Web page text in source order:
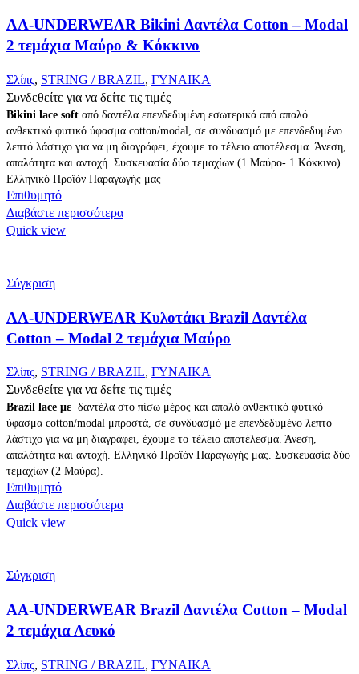
AA-UNDERWEAR Bikini Δαντέλα Cotton – Modal
2 τεμάχια Μαύρο & Κόκκινο
Σλίπς, STRING / BRAZIL, ΓΥΝΑΙΚΑ
Συνδεθείτε για να δείτε τις τιμές
Bikini lace soft από δαντέλα επενδεδυμένη εσωτερικά από απαλό
ανθεκτικό φυτικό ύφασμα cotton/modal, σε συνδυασμό με επενδεδυμένο
λεπτό λάστιχο για να μη διαγράφει, έχουμε το τέλειο αποτέλεσμα. Άνεση,
απαλότητα και αντοχή. Συσκευασία δύο τεμαχίων (1 Μαύρο- 1 Κόκκινο).
Ελληνικό Προϊόν Παραγωγής μας
Επιθυμητό
Διαβάστε περισσότερα
Quick view
Σύγκριση
AA-UNDERWEAR Κυλοτάκι Brazil Δαντέλα
Cotton – Modal 2 τεμάχια Μαύρο
Σλίπς, STRING / BRAZIL, ΓΥΝΑΙΚΑ
Συνδεθείτε για να δείτε τις τιμές
Brazil lace με δαντέλα στο πίσω μέρος και απαλό ανθεκτικό φυτικό
ύφασμα cotton/modal μπροστά, σε συνδυασμό με επενδεδυμένο λεπτό
λάστιχο για να μη διαγράφει, έχουμε το τέλειο αποτέλεσμα. Άνεση,
απαλότητα και αντοχή. Ελληνικό Προϊόν Παραγωγής μας. Συσκευασία δύο
τεμαχίων (2 Μαύρα).
Επιθυμητό
Διαβάστε περισσότερα
Quick view
Σύγκριση
AA-UNDERWEAR Brazil Δαντέλα Cotton – Modal
2 τεμάχια Λευκό
Σλίπς, STRING / BRAZIL, ΓΥΝΑΙΚΑ